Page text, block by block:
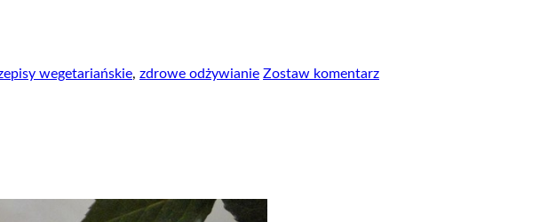
wegetariańskie, zdrowe odżywianie Zostaw komentarz